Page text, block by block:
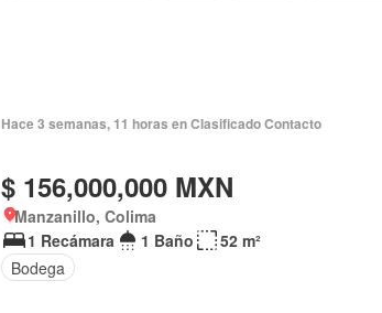
Hace 3 semanas, 11 horas en Clasificado Contacto
$ 156,000,000 MXN
Manzanillo, Colima
1 Recámara
1 Baño
52 m²
Bodega